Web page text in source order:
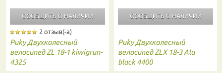
СООБЩИТЬ О НАЛИЧИИ
2 отзыв(-а)
Puky Двухколесный
велосипед ZL 18-1 kiwigrun-
4325
СООБЩИТЬ О НАЛИЧИИ
Puky Двухколесный
велосипед ZLX 18-3 Alu
black 4400